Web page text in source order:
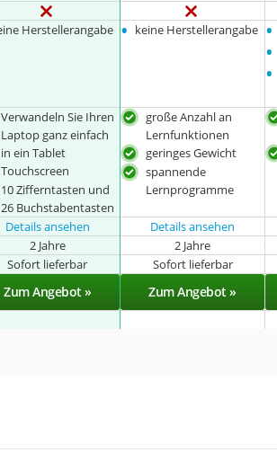
Herstellerangabe • keine Herstellerangabe •
•
•
Verwandeln Sie Ihren
Laptop ganz einfach
in ein Tablet
Touchscreen
10 Zifferntasten und
26 Buchstabentasten
große Anzahl an
Lernfunktionen
geringes Gewicht
spannende
Lernprogramme
Details ansehen Details ansehen
2 Jahre 2 Jahre
Sofort lieferbar Sofort lieferbar
Zum Angebot » Zum Angebot »